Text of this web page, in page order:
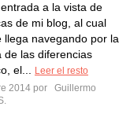
a la vista de
de mi blog, al cual
llega navegando por la
de las diferencias
el...
Leer el resto
2014 por
Guillermo